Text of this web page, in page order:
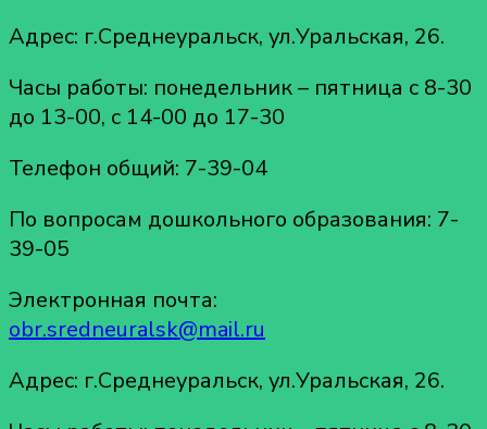
Адрес: г.Среднеуральск, ул.Уральская, 26.
Часы работы: понедельник – пятница с 8-30
до 13-00, с 14-00 до 17-30
Телефон общий: 7-39-04
По вопросам дошкольного образования: 7-
39-05
Электронная почта:
obr.sredneuralsk@mail.ru
Адрес: г.Среднеуральск, ул.Уральская, 26.